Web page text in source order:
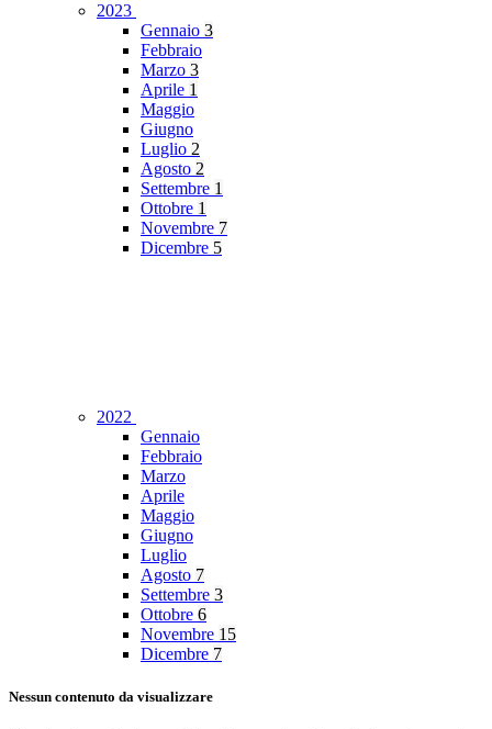
2023
Gennaio 3
Febbraio
Marzo 3
Aprile 1
Maggio
Giugno
Luglio 2
Agosto 2
Settembre 1
Ottobre 1
Novembre 7
Dicembre 5
2022
Gennaio
Febbraio
Marzo
Aprile
Maggio
Giugno
Luglio
Agosto 7
Settembre 3
Ottobre 6
Novembre 15
Dicembre 7
Nessun contenuto da visualizzare